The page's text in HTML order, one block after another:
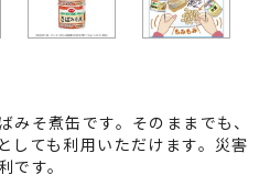
みそ煮缶です。そのままでも、
しても利用いただけます。災害
です。